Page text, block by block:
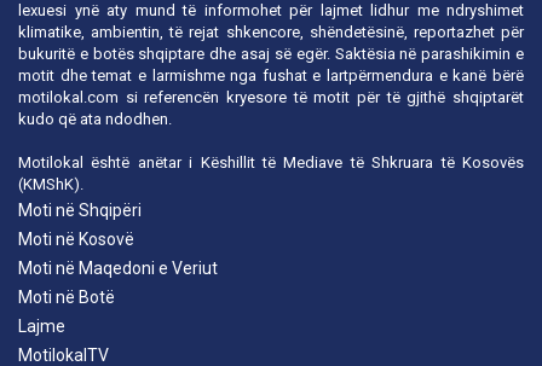
lexuesi ynë aty mund të informohet për lajmet lidhur me ndryshimet
klimatike, ambientin, të rejat shkencore, shëndetësinë, reportazhet për
bukuritë e botës shqiptare dhe asaj së egër. Saktësia në parashikimin e
motit dhe temat e larmishme nga fushat e lartpërmendura e kanë bërë
motilokal.com si referencën kryesore të motit për të gjithë shqiptarët
kudo që ata ndodhen.
Motilokal është anëtar i Këshillit të Mediave të Shkruara të Kosovës
(KMShK).
Moti në Shqipëri
Moti në Kosovë
Moti në Maqedoni e Veriut
Moti në Botë
Lajme
MotilokalTV